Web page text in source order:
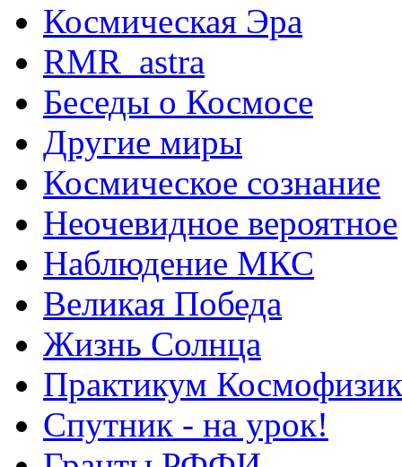
Космическая Эра
RMR_astra
Беседы о Космосе
Другие миры
Космическое сознание
Неочевидное вероятное
Наблюдение МКС
Великая Победа
Жизнь Солнца
Практикум
Спутник - на урок!